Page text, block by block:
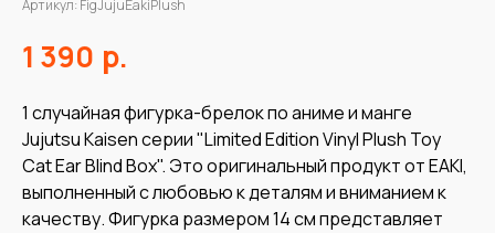
Артикул: FigJujuEakiPlush
1 390 р.
1 случайная фигурка-брелок по аниме и манге
Jujutsu Kaisen серии "Limited Edition Vinyl Plush Toy
Cat Ear Blind Box". Это оригинальный продукт от EAKI,
выполненный с любовью к деталям и вниманием к
качеству. Фигурка размером 14 см представляет